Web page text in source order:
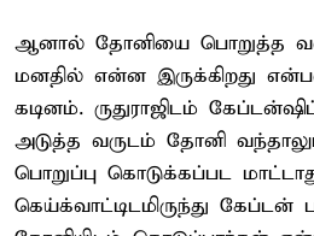
ஆனால் தோனியை பொறுத்த
மனதில் என்ன இருக்கிறது
கடினம். ருதுராஜிடம்
அடுத்த வருடம் தோனி
பொறுப்பு கொடுக்கப்பட
கெய்க்வாட்டிடமிருந்து கேப்டன்